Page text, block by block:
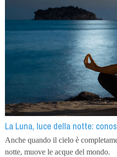
La Luna, luce della notte:
Anche quando il cielo è
notte, muove le acque del mondo.